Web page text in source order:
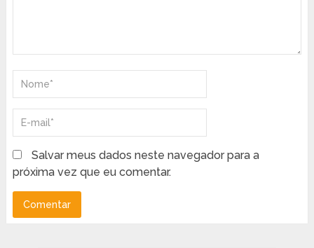
Salvar meus dados neste navegador para a
próxima vez que eu comentar.